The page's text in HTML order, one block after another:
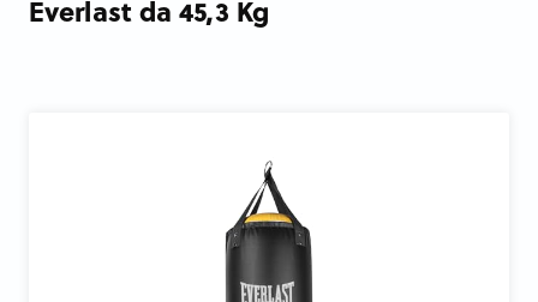
Everlast da 45,3 Kg